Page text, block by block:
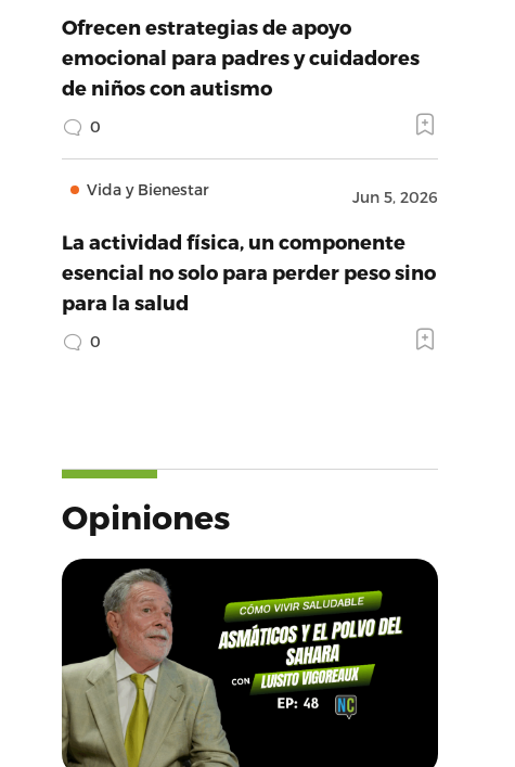
Ofrecen estrategias de apoyo
emocional para padres y cuidadores
de niños con autismo
0
Vida y Bienestar Jun 5, 2026
La actividad física, un componente
esencial no solo para perder peso sino
para la salud
0
Opiniones